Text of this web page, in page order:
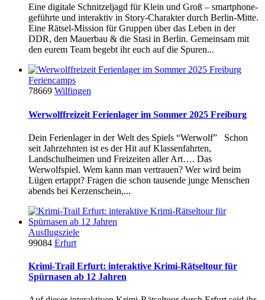
Eine digitale Schnitzeljagd für Klein und Groß – smartphone-
geführte und interaktiv in Story-Charakter durch Berlin-Mitte.
Eine Rätsel-Mission für Gruppen über das Leben in der
DDR, den Mauerbau & die Stasi in Berlin. Gemeinsam mit
den eurem Team begebt ihr euch auf die Spuren...
Feriencamps
78669 Wilfingen
Werwolffreizeit Ferienlager im Sommer 2025 Freiburg
Dein Ferienlager in der Welt des Spiels “Werwolf” Schon
seit Jahrzehnten ist es der Hit auf Klassenfahrten,
Landschulheimen und Freizeiten aller Art…. Das
Werwolfspiel. Wem kann man vertrauen? Wer wird beim
Lügen ertappt? Fragen die schon tausende junge Menschen
abends bei Kerzenschein,...
Ausflugsziele
99084 Erfurt
Krimi-Trail Erfurt: interaktive Krimi-Rätseltour für
Spürnasen ab 12 Jahren